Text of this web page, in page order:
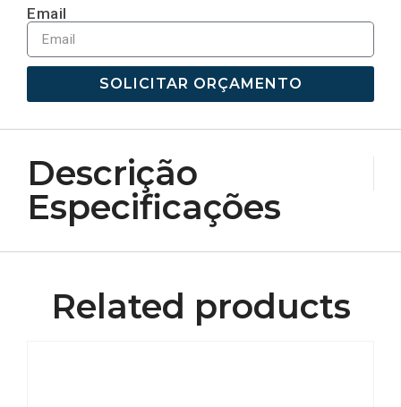
Email
SOLICITAR ORÇAMENTO
Descrição
Especificações
Related products